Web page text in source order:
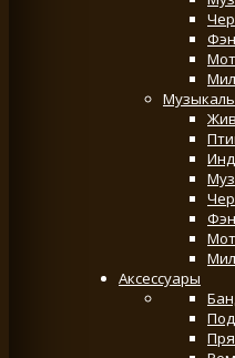
Аксессуары